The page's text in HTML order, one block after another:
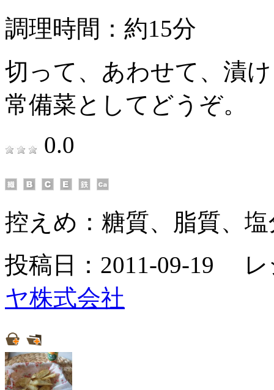
調理時間：約15分
切って、あわせて、漬
常備菜としてどうぞ。
0.0
控えめ： 糖質、脂質、
投稿日：2011-09-19
ヤ株式会社